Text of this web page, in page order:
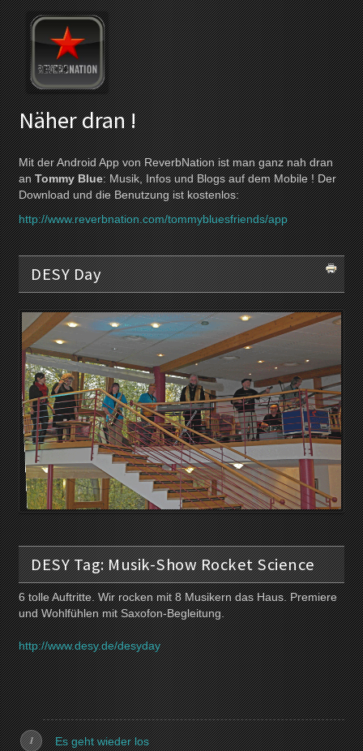
Näher dran !
Mit der Android App von ReverbNation ist man ganz nah dran
anTommy Blue: Musik, Infos und Blogs auf dem Mobile ! Der
Download und die Benutzung ist kostenlos:
http://www.reverbnation.com/tommybluesfriends/app
DESY Day
DESY Tag: Musik-Show Rocket Science
6 tolle Auftritte. Wir rocken mit 8 Musikern das Haus. Premiere
und Wohlfühlen mit Saxofon-Begleitung.
http://www.desy.de/desyday
Es geht wieder los